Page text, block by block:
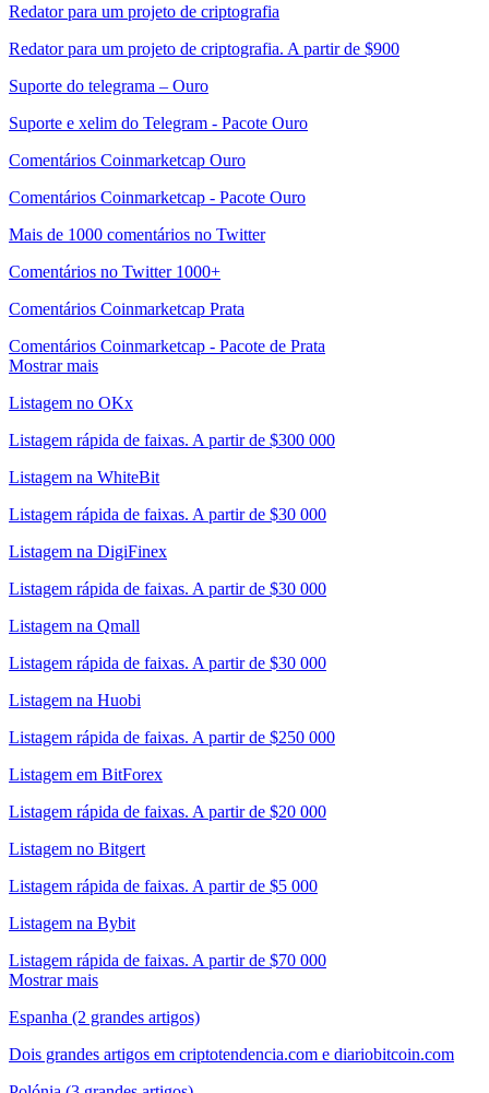
Redator para um projeto de criptografia
Redator para um projeto de criptografia. A partir de $900
Suporte do telegrama – Ouro
Suporte e xelim do Telegram - Pacote Ouro
Comentários Coinmarketcap Ouro
Comentários Coinmarketcap - Pacote Ouro
Mais de 1000 comentários no Twitter
Comentários no Twitter 1000+
Comentários Coinmarketcap Prata
Comentários Coinmarketcap - Pacote de Prata
Mostrar mais
Listagem no OKx
Listagem rápida de faixas. A partir de $300 000
Listagem na WhiteBit
Listagem rápida de faixas. A partir de $30 000
Listagem na DigiFinex
Listagem rápida de faixas. A partir de $30 000
Listagem na Qmall
Listagem rápida de faixas. A partir de $30 000
Listagem na Huobi
Listagem rápida de faixas. A partir de $250 000
Listagem em BitForex
Listagem rápida de faixas. A partir de $20 000
Listagem no Bitgert
Listagem rápida de faixas. A partir de $5 000
Listagem na Bybit
Listagem rápida de faixas. A partir de $70 000
Mostrar mais
Espanha (2 grandes artigos)
Dois grandes artigos em criptotendencia.com e diariobitcoin.com